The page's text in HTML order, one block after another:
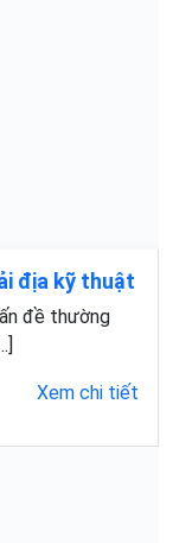
địa kỹ thuật
đề thường
Xem chi tiết